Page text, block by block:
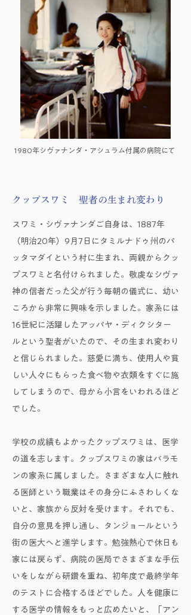
1980年シヴァナンダ・アシュラム付属の病院にて
クップスワミ 聖者の生まれ変わり
スワミ・シヴァナンダご自身は、1887年
（明治20年）9月7日にタミルナドゥ州のパ
ッタマダイという村に生まれ、両親からクッ
プスワミと名付けられました。敬虔なシヴァ
神の信者だった父が行う毎朝の儀式に、幼い
ころから非常に興味を示しました。家系には
16世紀に活躍したアッパヤ・ディクシター
ルという聖者がいたので、その生まれ変わり
と信じられました。慈愛に満ち、使用人や貧
しい人々にもらった食べ物や衣類をすぐに施
してしまうので、母から小言をいわれるほど
でした。
学校の成績もよかったクップスワミは、医学
の道を志します。クップスワミの家はバラモ
ンの家系に属しました。さまざまな人に触れ
る医師という職業はその身分にふさわしくな
いと、家族から反対を受けます。それでも、
自分の意見を押し通し、タンジョールという
街の医大へと進学します。勉強熱心で休日も
家には戻らず、病院の医局でさまざまな手伝
いをしながら研鑽を重ね、初年度で最終学年
のテストに合格するほどでした。人を健康に
する医学の情報をもっと広めたいと、「アン